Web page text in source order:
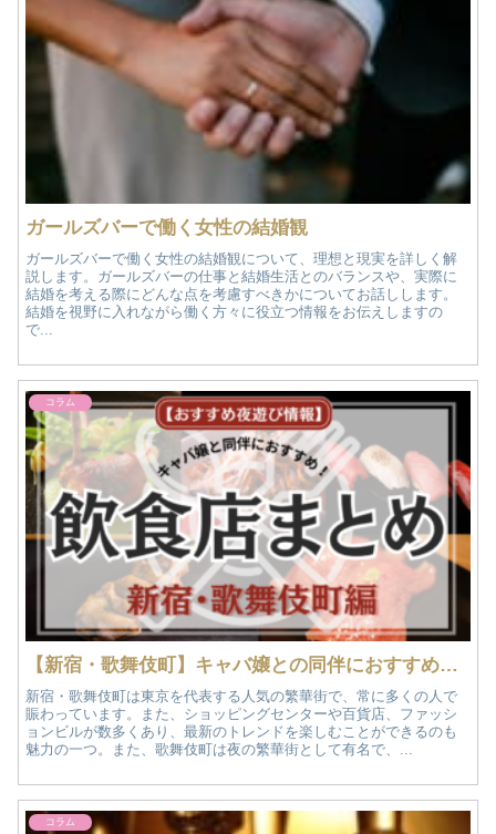
ガールズバーで働く女性の結婚観
ガールズバーで働く女性の結婚観について、理想と現実を詳しく解
説します。ガールズバーの仕事と結婚生活とのバランスや、実際に
結婚を考える際にどんな点を考慮すべきかについてお話しします。
結婚を視野に入れながら働く方々に役立つ情報をお伝えしますの
で...
コラム
【新宿・歌舞伎町】キャバ嬢との同伴におすすめの飲食店まとめ｜おすすめ夜遊び情報
新宿・歌舞伎町は東京を代表する人気の繁華街で、常に多くの人で
賑わっています。また、ショッピングセンターや百貨店、ファッシ
ョンビルが数多くあり、最新のトレンドを楽しむことができるのも
魅力の一つ。また、歌舞伎町は夜の繁華街として有名で、...
コラム